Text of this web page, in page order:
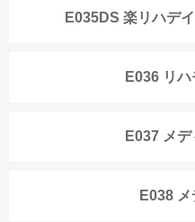
E035DS 楽リハデ
E036 リ
E037 メ
E038